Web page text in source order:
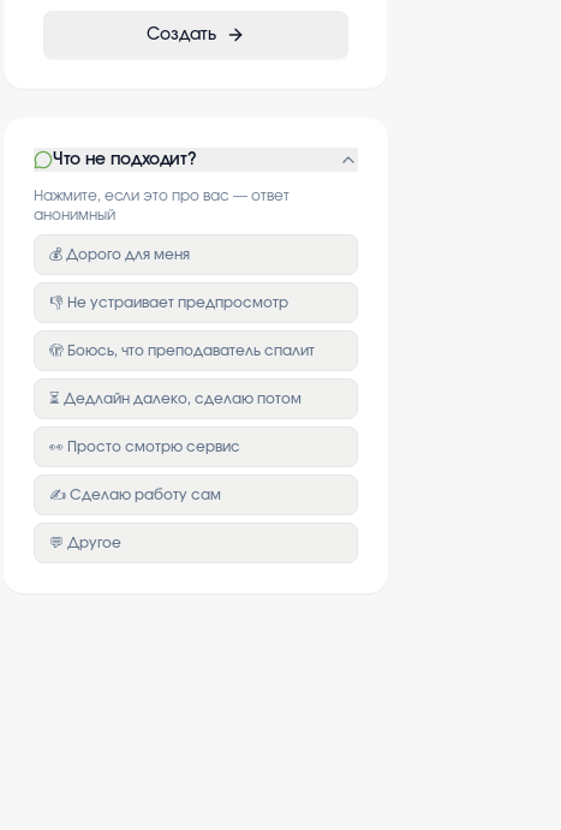
Создать
Что не подходит?
Нажмите, если это про вас — ответ
анонимный
💰 Дорого для меня
👎 Не устраивает предпросмотр
🫣 Боюсь, что преподаватель спалит
⏳ Дедлайн далеко, сделаю потом
👀 Просто смотрю сервис
✍️ Сделаю работу сам
💬 Другое